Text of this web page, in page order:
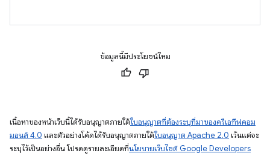
ข้อมูลนี้มีประโยชน์ไหม
เนื้อหาของหน้าเว็บนี้ได้รับอนุญาตภายใต้ใบอนุญาตที่ต้องระบุที่มาของครีเอทีฟคอม
มอนส์ 4.0 และตัวอย่างโค้ดได้รับอนุญาตภายใต้ใบอนุญาต Apache 2.0 เว้นแต่จะ
ระบุไว้เป็นอย่างอื่น โปรดดูรายละเอียดที่นโยบายเว็บไซต์ Google Developers